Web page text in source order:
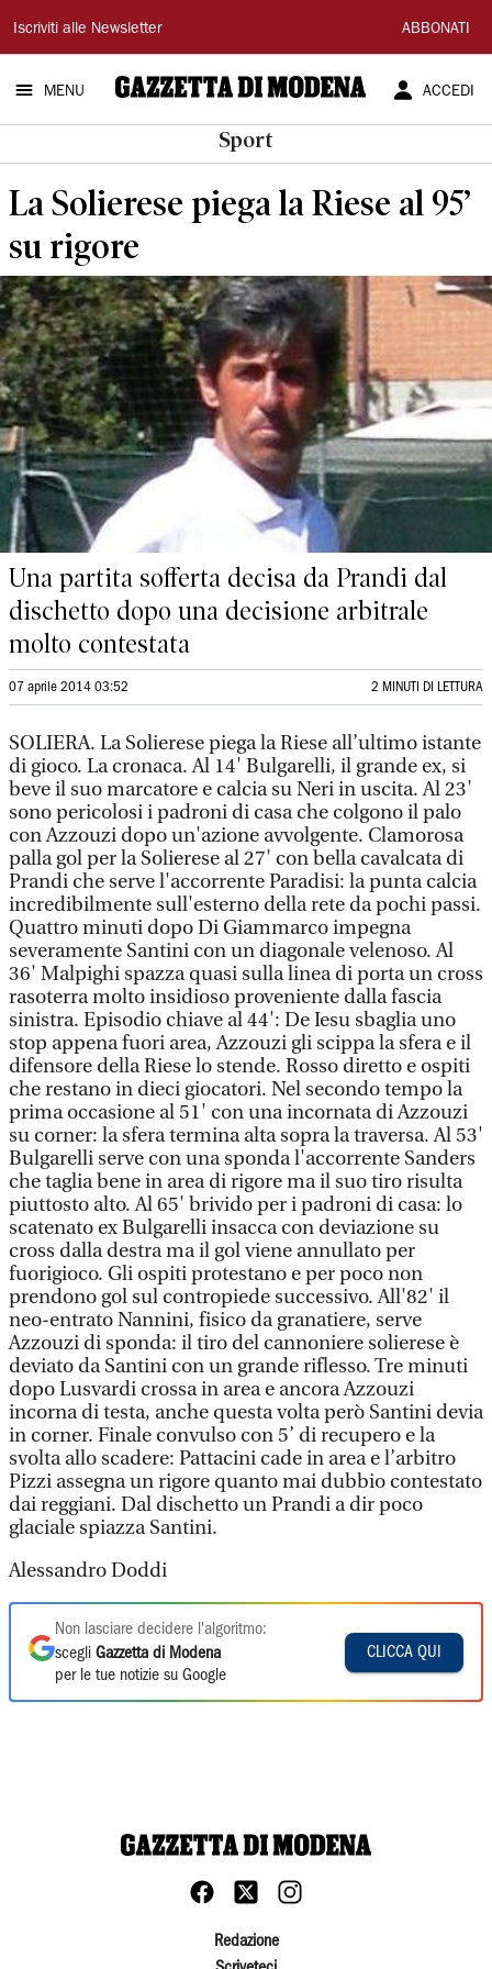
Gazzetta
di
Modena
Iscriviti alle Newsletter ABBONATI
MENU ACCEDI
Sport
La Solierese piega la Riese al 95’
su rigore
Una partita sofferta decisa da Prandi dal
dischetto dopo una decisione arbitrale
molto contestata
07 aprile 2014 03:52 2 MINUTI DI LETTURA
SOLIERA. La Solierese piega la Riese all’ultimo istante
di gioco. La cronaca. Al 14' Bulgarelli, il grande ex, si
beve il suo marcatore e calcia su Neri in uscita. Al 23'
sono pericolosi i padroni di casa che colgono il palo
con Azzouzi dopo un'azione avvolgente. Clamorosa
palla gol per la Solierese al 27' con bella cavalcata di
Prandi che serve l'accorrente Paradisi: la punta calcia
incredibilmente sull'esterno della rete da pochi passi.
Quattro minuti dopo Di Giammarco impegna
severamente Santini con un diagonale velenoso. Al
36' Malpighi spazza quasi sulla linea di porta un cross
rasoterra molto insidioso proveniente dalla fascia
sinistra. Episodio chiave al 44': De Iesu sbaglia uno
stop appena fuori area, Azzouzi gli scippa la sfera e il
difensore della Riese lo stende. Rosso diretto e ospiti
che restano in dieci giocatori. Nel secondo tempo la
prima occasione al 51' con una incornata di Azzouzi
su corner: la sfera termina alta sopra la traversa. Al 53'
Bulgarelli serve con una sponda l'accorrente Sanders
che taglia bene in area di rigore ma il suo tiro risulta
piuttosto alto. Al 65' brivido per i padroni di casa: lo
scatenato ex Bulgarelli insacca con deviazione su
cross dalla destra ma il gol viene annullato per
fuorigioco. Gli ospiti protestano e per poco non
prendono gol sul contropiede successivo. All'82' il
neo-entrato Nannini, fisico da granatiere, serve
Azzouzi di sponda: il tiro del cannoniere solierese è
deviato da Santini con un grande riflesso. Tre minuti
dopo Lusvardi crossa in area e ancora Azzouzi
incorna di testa, anche questa volta però Santini devia
in corner. Finale convulso con 5’ di recupero e la
svolta allo scadere: Pattacini cade in area e l’arbitro
Pizzi assegna un rigore quanto mai dubbio contestato
dai reggiani. Dal dischetto un Prandi a dir poco
glaciale spiazza Santini.
Alessandro Doddi
Non lasciare decidere l'algoritmo:
scegli Gazzetta di Modena
per le tue notizie su Google
CLICCA QUI
Redazione